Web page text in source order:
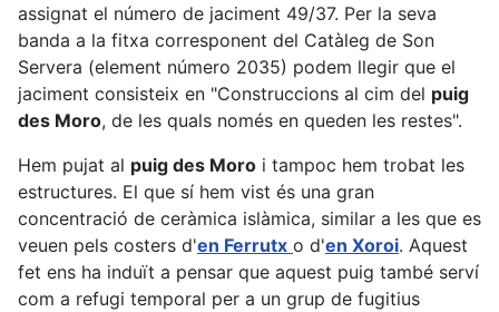
assignat el número de jaciment 49/37. Per la seva
banda a la fitxa corresponent del Catàleg de Son
Servera (element número 2035) podem llegir que el
jaciment consisteix en "Construccions al cim del puig
des Moro, de les quals només en queden les restes".
Hem pujat al puig des Moro i tampoc hem trobat les
estructures. El que sí hem vist és una gran
concentració de ceràmica islàmica, similar a les que es
veuen pels costers d'en Ferrutx o d'en Xoroi. Aquest
fet ens ha induït a pensar que aquest puig també serví
com a refugi temporal per a un grup de fugitius